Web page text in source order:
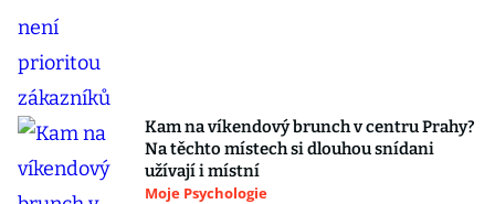
Kam na víkendový brunch v centru Prahy?
Na těchto místech si dlouhou snídani
užívají i místní
Moje Psychologie